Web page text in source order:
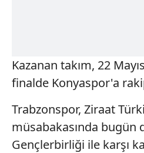
Kazanan takım, 22
finalde Konyaspor'a
Trabzonspor, Ziraat
müsabakasında bugün
Gençlerbirliği ile karşı